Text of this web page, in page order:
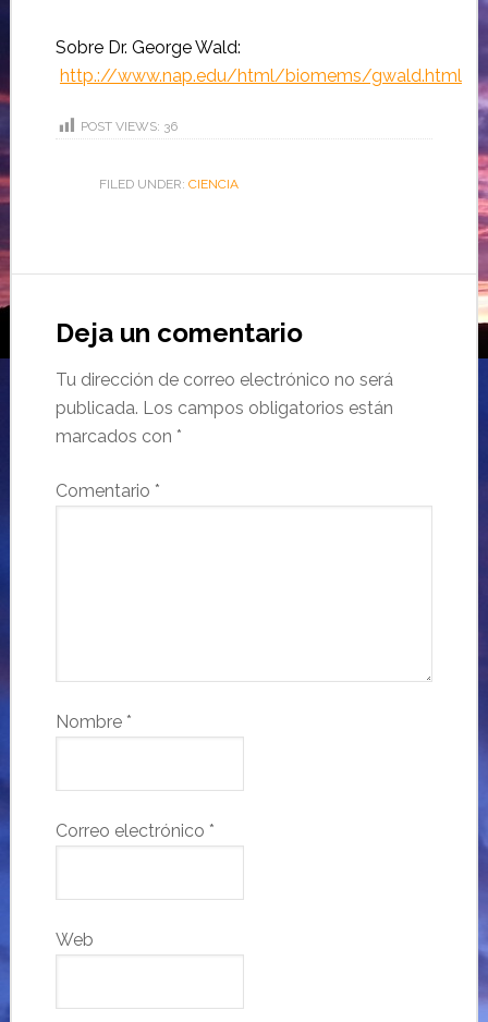
Sobre Dr. George Wald:
http.://www.nap.edu/html/biomems/gwald.html
POST VIEWS: 36
FILED UNDER: CIENCIA
Deja un comentario
Tu dirección de correo electrónico no será
publicada. Los campos obligatorios están
marcados con *
Comentario *
Nombre *
Correo electrónico *
Web